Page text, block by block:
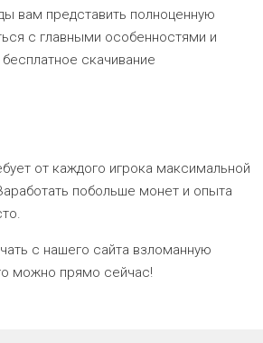
вам представить полноценную
с главными особенностями и
скачивание
от каждого игрока максимальной
побольше монет и опыта
с нашего сайта взломанную
можно прямо сейчас!